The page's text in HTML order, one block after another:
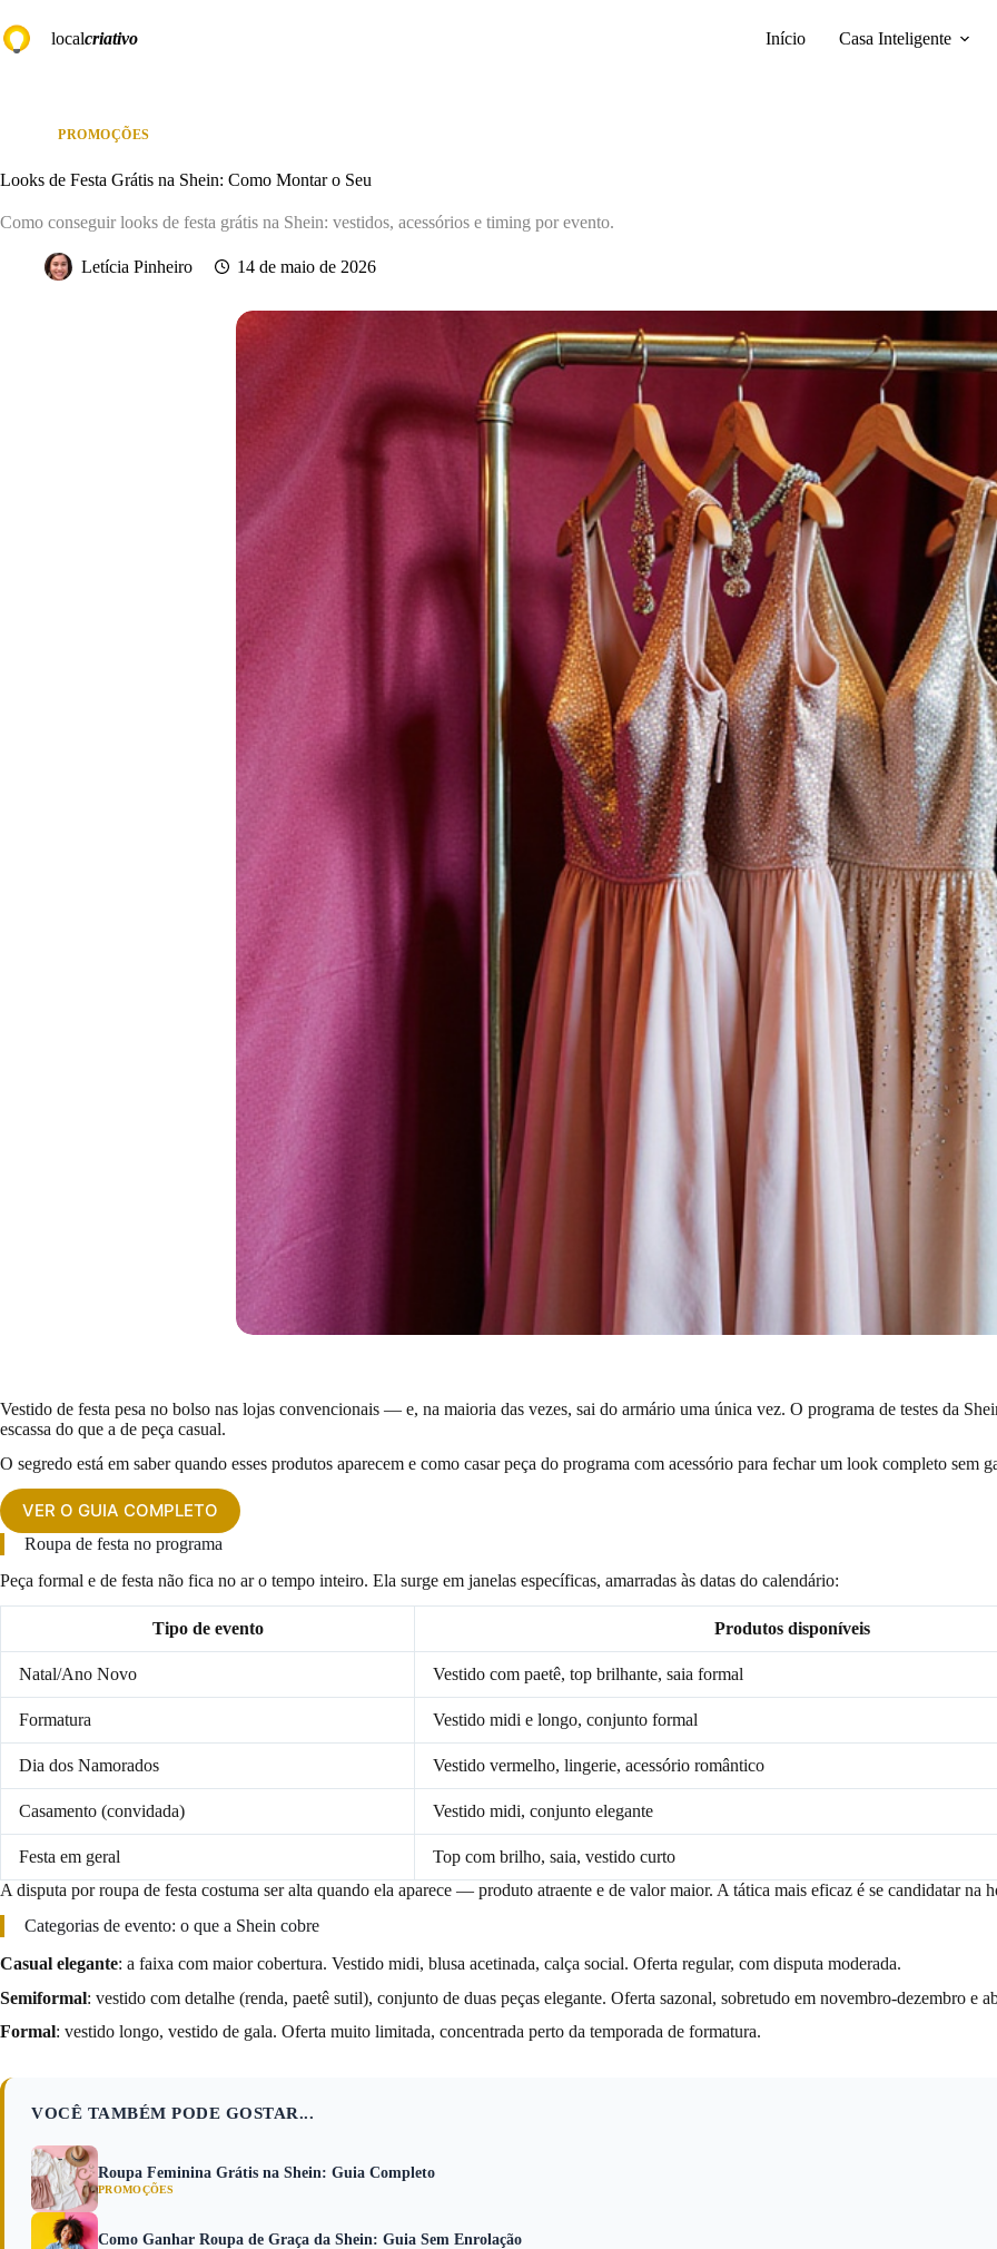
para
o
localcriativo Início Casa Inteligente
PROMOÇÕES
Looks de Festa Grátis na Shein: Como Montar o Seu
Como conseguir looks de festa grátis na Shein: vestidos, acessórios e timing por evento.
Letícia Pinheiro 14 de maio de 2026
Vestido de festa pesa no bolso nas lojas convencionais — e, na maioria das vezes, sai do armário uma única vez. O programa de testes da
escassa do que a de peça casual.
O segredo está em saber quando esses produtos aparecem e como casar peça do programa com acessório para fechar um look completo sem
VER O GUIA COMPLETO
Roupa de festa no programa
Peça formal e de festa não fica no ar o tempo inteiro. Ela surge em janelas específicas, amarradas às datas do calendário:
Tipo de evento Produtos disponíveis
Natal/Ano Novo Vestido com paetê, top brilhante, saia formal
Formatura Vestido midi e longo, conjunto formal
Dia dos Namorados Vestido vermelho, lingerie, acessório romântico
Casamento (convidada) Vestido midi, conjunto elegante
Festa em geral Top com brilho, saia, vestido curto
A disputa por roupa de festa costuma ser alta quando ela aparece — produto atraente e de valor maior. A tática mais eficaz é se candidatar na
Categorias de evento: o que a Shein cobre
Casual elegante: a faixa com maior cobertura. Vestido midi, blusa acetinada, calça social. Oferta regular, com disputa moderada.
Semiformal: vestido com detalhe (renda, paetê sutil), conjunto de duas peças elegante. Oferta sazonal, sobretudo em novembro-dezembro e
Formal: vestido longo, vestido de gala. Oferta muito limitada, concentrada perto da temporada de formatura.
VOCÊ TAMBÉM PODE GOSTAR...
Roupa Feminina Grátis na Shein: Guia Completo
PROMOÇÕES
Como Ganhar Roupa de Graça da Shein: Guia Sem Enrolação